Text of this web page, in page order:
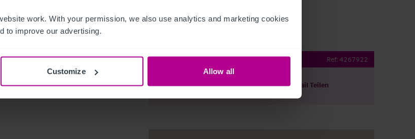
work. With your permission, we also use analytics and marketing cookies
to improve our advertising.
Customize Allow all
Long leasehold Restaurant and Bar Ref: 4267922
Details herunterladen Per E-Mail Teilen